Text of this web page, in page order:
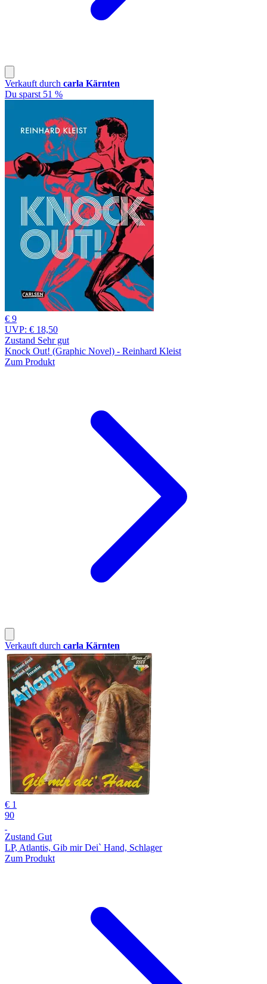
Verkauft durch carla Kärnten
Du sparst 51 %
€ 9
UVP: € 18,50
Zustand Sehr gut
Knock Out! (Graphic Novel) - Reinhard Kleist
Zum Produkt
Verkauft durch carla Kärnten
€ 1
90
Zustand Gut
LP, Atlantis, Gib mir Dei` Hand, Schlager
Zum Produkt